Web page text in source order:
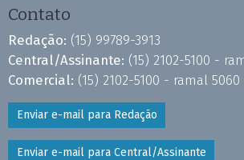
Contato
Redação: (15) 99789-3913
Central/Assinante: (15) 2102-5100 -
Comercial: (15) 2102-5100 - ramal 5060
Enviar e-mail para Redação
Enviar e-mail para Central/Assinante